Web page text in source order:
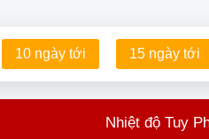
10 ngày tới 15 ngày tới
Nhiệt độ Tuy